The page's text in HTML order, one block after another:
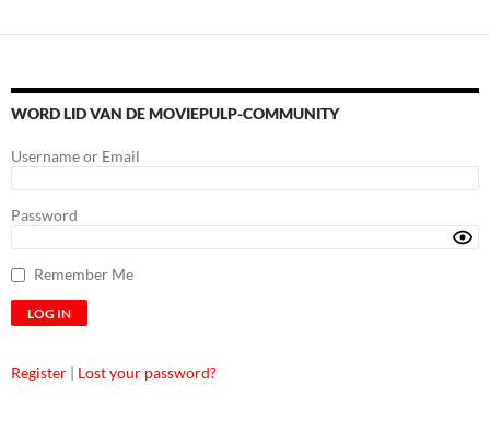
WORD LID VAN DE MOVIEPULP-COMMUNITY
Username or Email
Password
Remember Me
Register | Lost your password?